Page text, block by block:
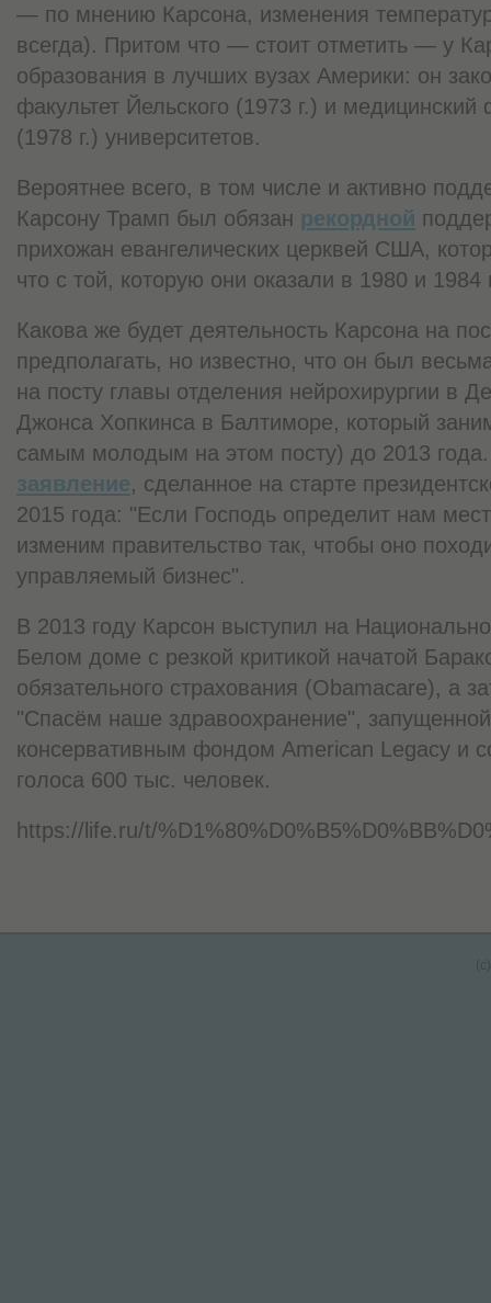
— по мнению Карсона, изменения
всегда). Притом что — стоит отметить — у
образования в лучших вузах Америки: он
факультет Йельского (1973 г.) и медицинский
(1978 г.) университетов.
Вероятнее всего, в том числе и активно
Карсону Трамп был обязан рекордной
прихожан евангелических церквей США,
что с той, которую они оказали в 1980 и 1984
Какова же будет деятельность Карсона на
предполагать, но известно, что он был
на посту главы отделения нейрохирургии в
Джонса Хопкинса в Балтиморе, который
самым молодым на этом посту) до 2013 года.
заявление, сделанное на старте
2015 года: "Если Господь определит нам
изменим правительство так, чтобы оно
управляемый бизнес".
В 2013 году Карсон выступил на
Белом доме с резкой критикой начатой
обязательного страхования (Obamacare), а
"Спасём наше здравоохранение",
консервативным фондом American Legacy и
голоса 600 тыс. человек.
https://life.ru/t/